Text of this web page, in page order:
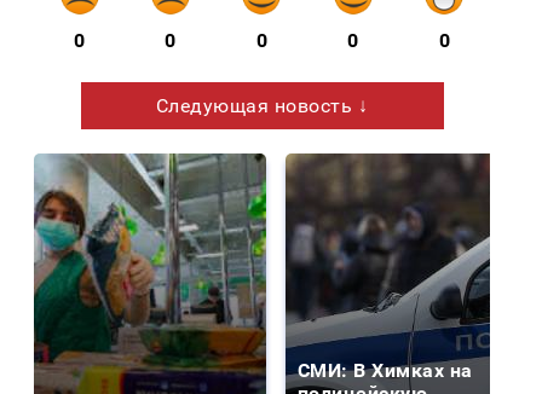
0 0 0 0 0
Следующая новость ↓
СМИ: В Химках на